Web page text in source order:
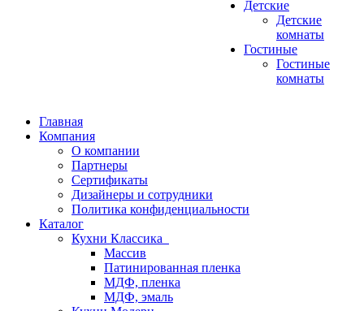
Детские
Детские
комнаты
Гостиные
Гостиные
комнаты
Главная
Компания
О компании
Партнеры
Сертификаты
Дизайнеры и сотрудники
Политика конфиденциальности
Каталог
Кухни Классика
Массив
Патинированная пленка
МДФ, пленка
МДФ, эмаль